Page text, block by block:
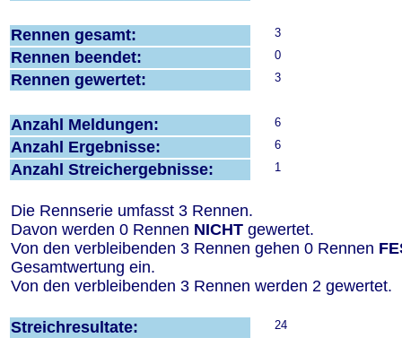
Rennen gesamt: 3
Rennen beendet: 0
Rennen gewertet: 3
Anzahl Meldungen: 6
Anzahl Ergebnisse: 6
Anzahl Streichergebnisse: 1
Die Rennserie umfasst 3 Rennen.
Davon werden 0 Rennen NICHT gewertet.
Von den verbleibenden 3 Rennen gehen 0 Rennen
Gesamtwertung ein.
Von den verbleibenden 3 Rennen werden 2 gewertet.
Streichresultate: 24